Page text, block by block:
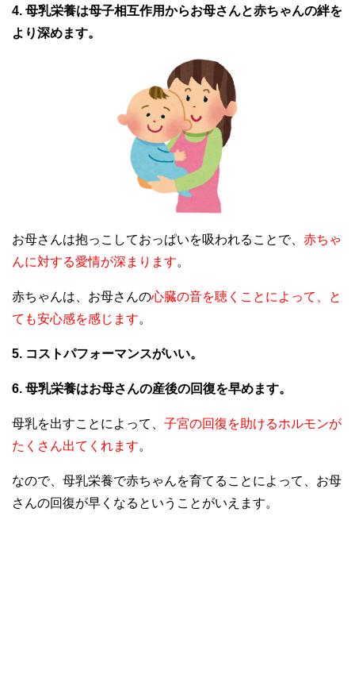
4. 母乳栄養は母子相互作用からお母さんと赤ちゃんの絆を
より深めます。
お母さんは抱っこしておっぱいを吸われることで、 赤ちゃ
んに対する愛情が深まります。
赤ちゃんは、お母さんの心臓の音を聴くことによって、と
ても安心感を感じます。
5. コストパフォーマンスがいい。
6. 母乳栄養はお母さんの産後の回復を早めます。
母乳を出すことによって、 子宮の回復を助けるホルモンが
たくさん出てくれます。
なので、母乳栄養で赤ちゃんを育てることによって、お母
さんの回復が早くなるということがいえます。